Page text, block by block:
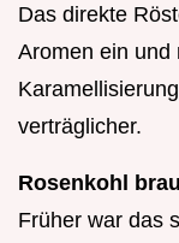
Das direkte
Aromen ein und
verträglicher.
Rosenkohl
Früher war das